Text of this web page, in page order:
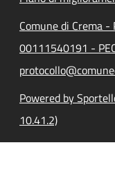
Comune di Crema
00111540191 -
Powered by
10.41.2)